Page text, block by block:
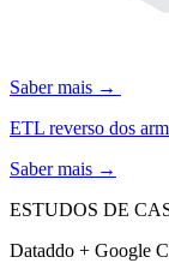
Saber mais →
ETL reverso dos
Saber mais →
ESTUDOS DE
Dataddo + Google